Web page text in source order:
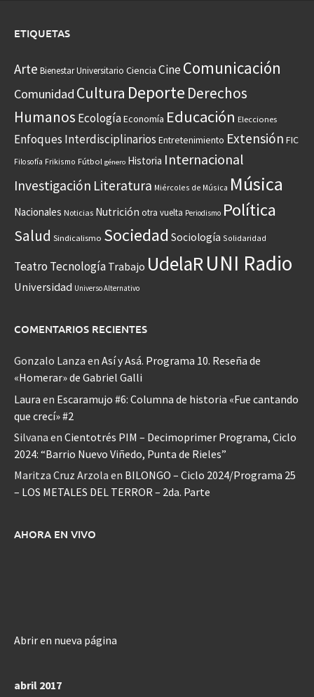
ETIQUETAS
Arte Bienestar Universitario Ciencia CineComunicación
Comunidad Cultura Deporte Derechos
Humanos EcologíaEconomía Educación Elecciones
Enfoques Interdisciplinarios Entretenimiento Extensión FIC
Filosofía Frikismo Fútbol género Historia Internacional
Investigación Literatura Miércoles de Música Música
Nacionales Noticias Nutrición otra vuelta Periodismo Política
Salud Sindicalismo Sociedad Sociología Solidaridad
Teatro Tecnología Trabajo UdelaRUNI Radio
Universidad Universo Alternativo
COMENTARIOS RECIENTES
Gonzalo Lanza en Así y Asá. Programa 10. Reseña de
«Homerar» de Gabriel Galli
Laura en Escaramujo #6: Columna de historia «Fue cantando
que crecí» #2
Silvana en Cientotrés PIM – Decimoprimer Programa, Ciclo
2024: “Barrio Nuevo Viñedo, Punta de Rieles”
Maritza Cruz Arzola en BILONGO – Ciclo 2024/Programa 25
– LOS METALES DEL TERROR – 2da. Parte
AHORA EN VIVO
Abrir en nueva página
abril 2017